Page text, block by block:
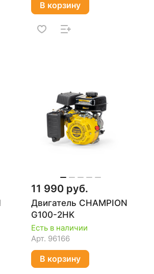
В корзину
11 990 руб.
Двигатель CHAMPION
G100-2HK
Есть в наличии
Арт. 96166
В корзину